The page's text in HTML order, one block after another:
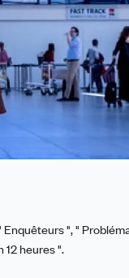
", "
heures ".